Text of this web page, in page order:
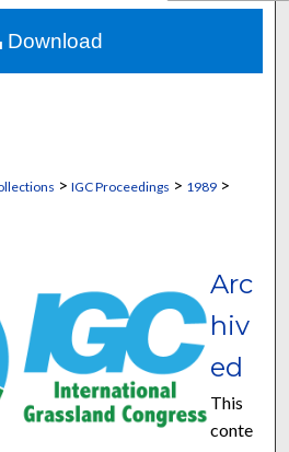
About
Network™
> IGC Proceedings > 1989>
Arc
hiv
ed
This
conte
Download